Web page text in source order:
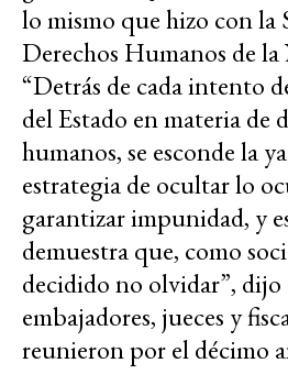
lo mismo que hizo con la
Derechos Humanos de
“Detrás de cada intento
del Estado en materia de
humanos, se esconde la
estrategia de ocultar lo
garantizar impunidad, y
demuestra que, como
decidido no olvidar”, dijo
embajadores, jueces y
reunieron por el décimo